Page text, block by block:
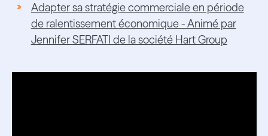
Adapter sa stratégie commerciale en période
de ralentissement économique - Animé par
Jennifer SERFATI de la société Hart Group